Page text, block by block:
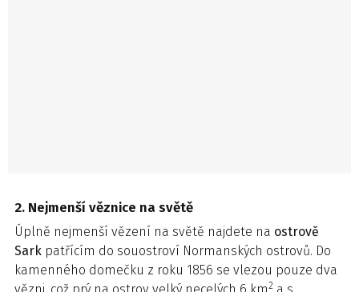
2. Nejmenší věznice na světě
Úplně nejmenší vězení na světě najdete na ostrově
Sark patřícím do souostroví Normanských ostrovů. Do
kamenného domečku z roku 1856 se vlezou pouze dva
2